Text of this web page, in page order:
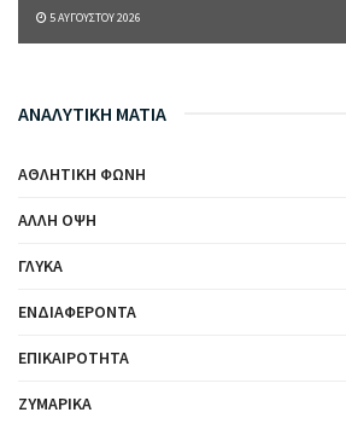
5 ΑΥΓΟΎΣΤΟΥ 2026
ΑΝΑΛΥΤΙΚΗ ΜΑΤΙΑ
ΑΘΛΗΤΙΚΉ ΦΩΝΉ
ΆΛΛΗ ΌΨΗ
ΓΛΥΚΆ
ΕΝΔΙΑΦΈΡΟΝΤΑ
ΕΠΙΚΑΙΡΌΤΗΤΑ
ΖΥΜΑΡΙΚΆ